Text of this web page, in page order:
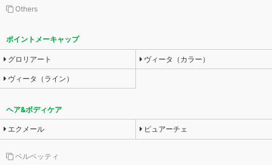
Others
ポイントメーキャップ
グロリアート ヴィータ（カラー）
ヴィータ（ライン）
ヘア&ボディケア
エクメール ピュアーチェ
ベルベッティ